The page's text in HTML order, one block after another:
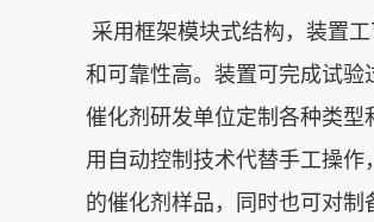
采用框架模块式结构，装置
和可靠性高。装置可完成试验
催化剂研发单位定制各种类
用自动控制技术代替手工操
的催化剂样品，同时也可对制